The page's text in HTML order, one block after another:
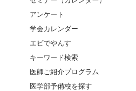
アンケート
学会カレンダー
エビでやんす
キーワード検索
医師ご紹介プログラム
医学部予備校を探す